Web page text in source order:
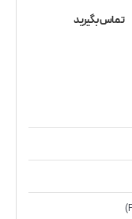
تماس بگیرید